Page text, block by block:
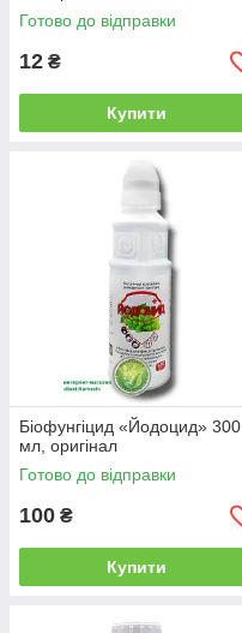
Готово до відправки
12 ₴
Купити
Біофунгіцид «Йодоцид» 300
мл, оригінал
Готово до відправки
100 ₴
Купити